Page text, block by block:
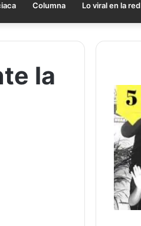
Columna Lo viral en la red
la